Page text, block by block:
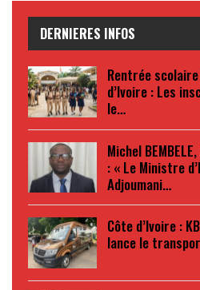
DERNIERES INFOS
Rentrée
d’Ivoire : Les
le…
Michel
: « Le Ministre
Adjoumani…
Côte d’Ivoire :
lance le